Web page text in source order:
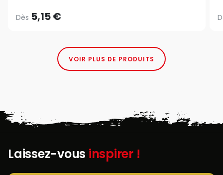
Dès 5,15 €
VOIR PLUS DE PRODUITS
Laissez-vous inspirer !